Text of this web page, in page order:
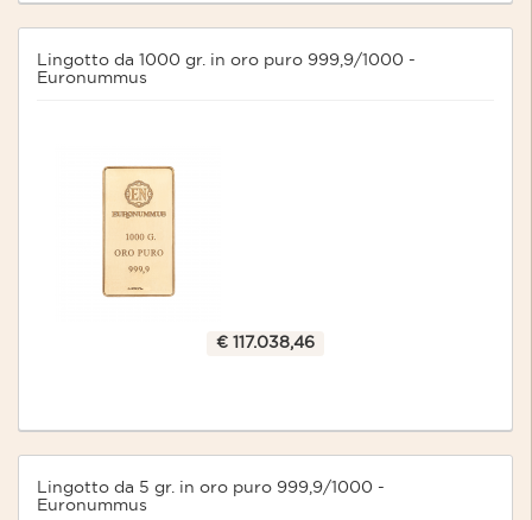
Lingotto da 1000 gr. in oro puro 999,9/1000 -
Euronummus
€ 117.038,46
Lingotto da 5 gr. in oro puro 999,9/1000 -
Euronummus